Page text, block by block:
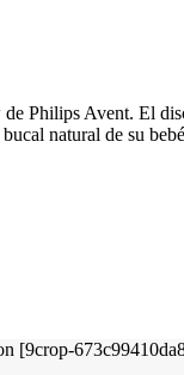
Philips Avent. El
natural de su